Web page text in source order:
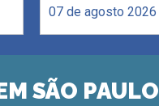
07 de agosto 2026
SÃO PAULO